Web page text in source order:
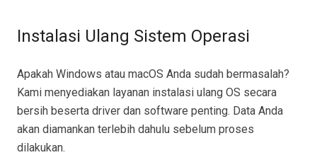
Instalasi Ulang Sistem Operasi
Apakah Windows atau macOS Anda sudah bermasalah?
Kami menyediakan layanan instalasi ulang OS secara
bersih beserta driver dan software penting. Data Anda
akan diamankan terlebih dahulu sebelum proses
dilakukan.